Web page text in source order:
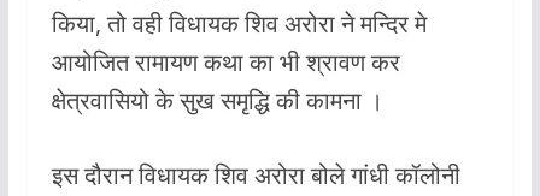
किया, तो वही विधायक शिव अरोरा ने मन्दिर मे
आयोजित रामायण कथा का भी श्रावण कर
क्षेत्रवासियो के सुख समृद्धि की कामना ।
इस दौरान विधायक शिव अरोरा बोले गांधी कॉलोनी